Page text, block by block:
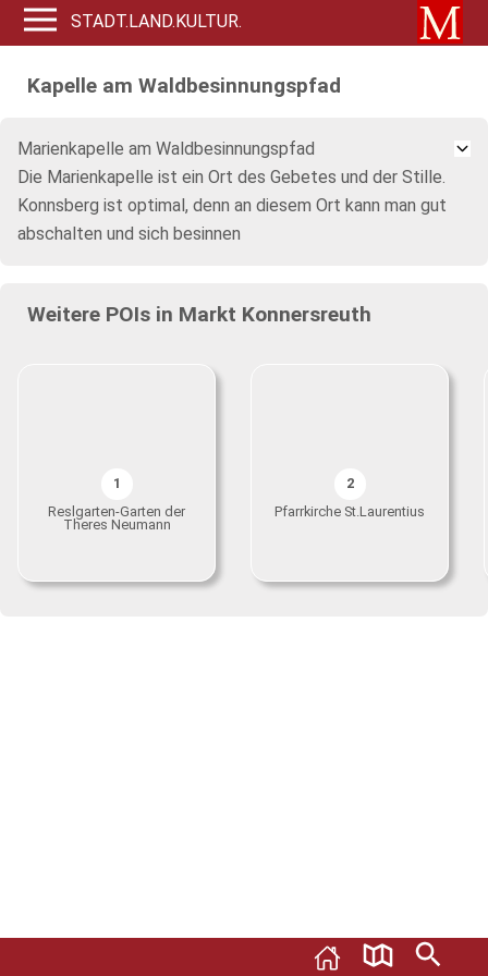
STADT.LAND.KULTUR.
Kapelle am Waldbesinnungspfad
Marienkapelle am Waldbesinnungspfad
Die Marienkapelle ist ein Ort des Gebetes und der Stille.
Konnsberg ist optimal, denn an diesem Ort kann man gut
abschalten und sich besinnen
Weitere POIs in Markt Konnersreuth
1
Reslgarten-Garten der
Theres Neumann
2
Pfarrkirche St.Laurentius